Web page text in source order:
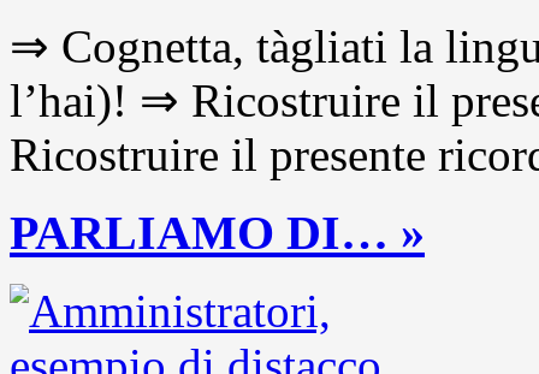
⇒ Cognetta, tàgliati la
l’hai)! ⇒ Ricostruire il
Ricostruire il presente
PARLIAMO DI… »